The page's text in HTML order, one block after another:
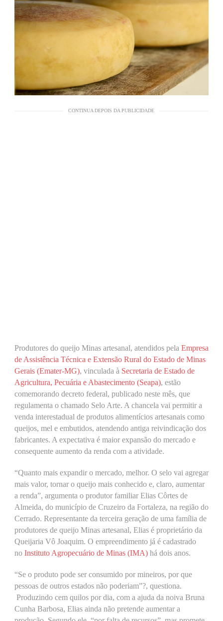
CONTINUA DEPOIS DA PUBLICIDADE
Produtores do queijo Minas artesanal, atendidos pela Empresa
de Assistência Técnica e Extensão Rural do Estado de Minas
Gerais (Emater-MG), vinculada à Secretaria de Estado de
Agricultura, Pecuária e Abastecimento (Seapa), estão
comemorando decreto federal, publicado neste mês, que
regulamenta o chamado Selo Arte. A chancela vai permitir a
venda interestadual de produtos alimentícios artesanais como
queijos, mel e embutidos, atendendo antiga reivindicação dos
fabricantes. A expectativa é maior expansão do mercado e
consequente aumento da renda com a atividade.
“Quanto mais expandir o mercado, melhor. O selo vai agregar
mais valor, tornar o queijo mais conhecido e, claro, aumentar
a renda”, argumenta o produtor familiar Elias Côrtes de
Almeida, do município de Cruzeiro da Fortaleza, na região do
Cerrado. Representante da terceira geração de uma família de
produtores de queijo Minas artesanal, Elias é proprietário da
Queijaria Vô Joaquim. O empreendimento já é cadastrado
no Instituto Agropecuário de Minas (IMA)há dois anos.
“Se o produto pode ser consumido por mineiros, por que
pessoas de outros estados não poderiam”?, questiona.
Produzindo cem quilos por dia, com a ajuda da noiva Bruna
Cunha Barbosa, Elias ainda não pretende aumentar a